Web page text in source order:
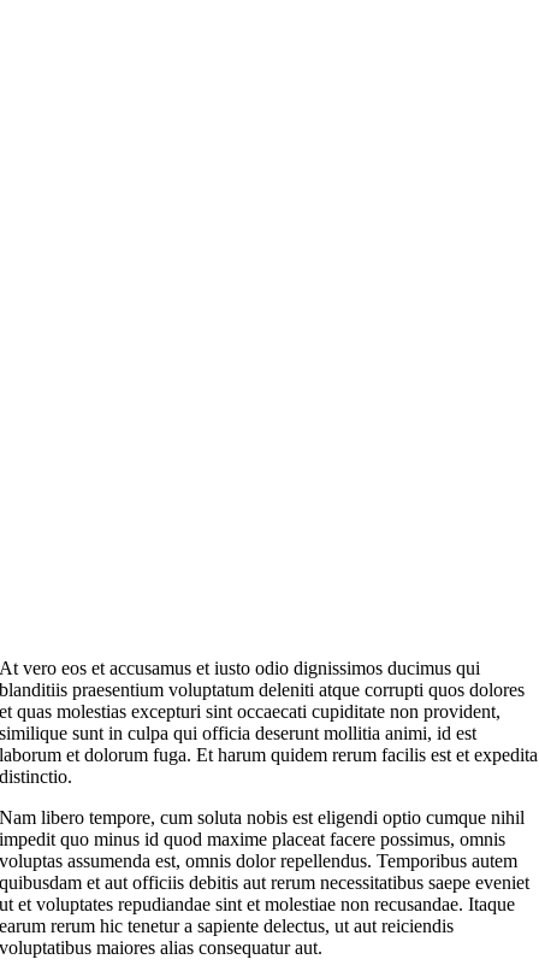
At vero eos et accusamus et iusto odio dignissimos ducimus qui
blanditiis praesentium voluptatum deleniti atque corrupti quos dolores
et quas molestias excepturi sint occaecati cupiditate non provident,
similique sunt in culpa qui officia deserunt mollitia animi, id est
laborum et dolorum fuga. Et harum quidem rerum facilis est et expedita
distinctio.
Nam libero tempore, cum soluta nobis est eligendi optio cumque nihil
impedit quo minus id quod maxime placeat facere possimus, omnis
voluptas assumenda est, omnis dolor repellendus. Temporibus autem
quibusdam et aut officiis debitis aut rerum necessitatibus saepe eveniet
ut et voluptates repudiandae sint et molestiae non recusandae. Itaque
earum rerum hic tenetur a sapiente delectus, ut aut reiciendis
voluptatibus maiores alias consequatur aut.